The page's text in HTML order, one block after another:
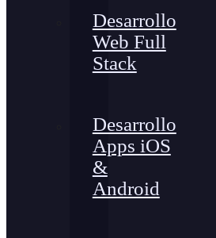
Desarrollo
Web Full
Stack
Desarrollo
Apps iOS
&
Android